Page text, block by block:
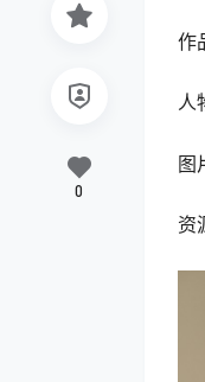
作
人
图
资
0